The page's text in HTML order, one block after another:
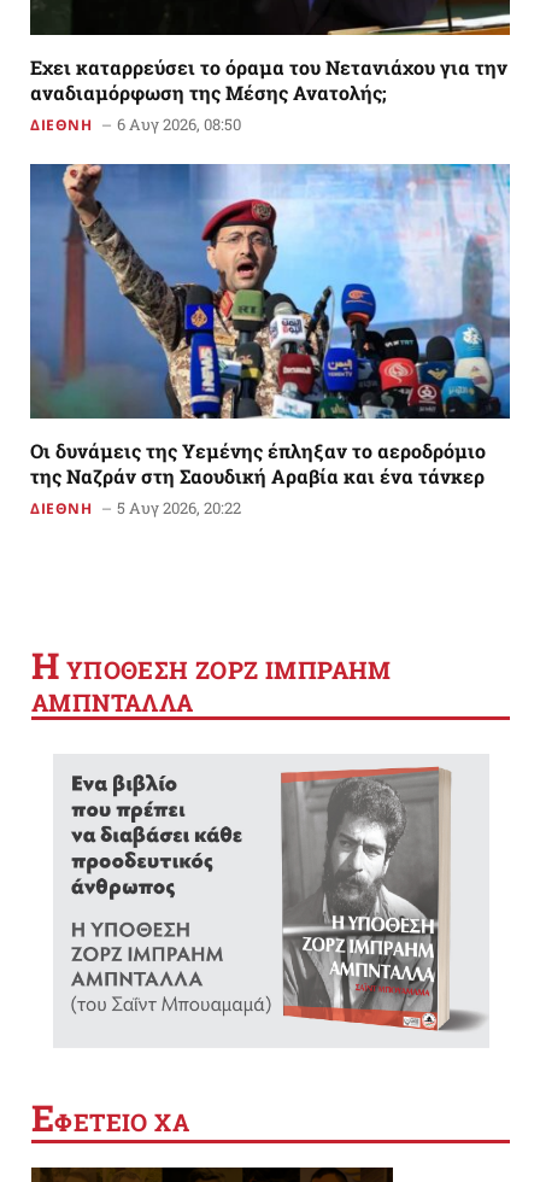
Εχει καταρρεύσει το όραμα του Νετανιάχου για την
αναδιαμόρφωση της Μέσης Ανατολής;
ΔΙΕΘΝΗ 6 Αυγ 2026, 08:50
Οι δυνάμεις της Υεμένης έπληξαν το αεροδρόμιο
της Ναζράν στη Σαουδική Αραβία και ένα τάνκερ
ΔΙΕΘΝΗ 5 Αυγ 2026, 20:22
Η YΠΟΘΕΣΗ ΖΟΡΖ ΙΜΠΡΑΗΜ
ΑΜΠΝΤΑΛΛΑ
ΕΦΕΤΕΙΟ ΧΑ